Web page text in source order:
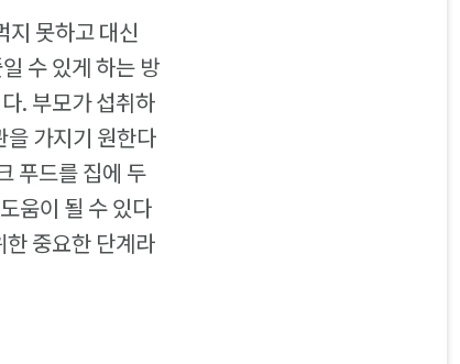
지 못하고 대신
수 있게 하는 방
. 부모가 섭취하
을 가지기 원한다
푸드를 집에 두
움이 될 수 있다
중요한 단계라